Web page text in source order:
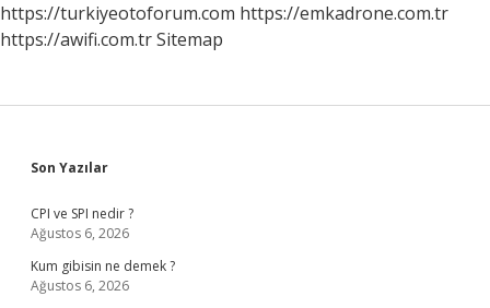
https://turkiyeotoforum.com https://emkadrone.com.tr
https://awifi.com.trSitemap
Sidebar
Son Yazılar
CPI ve SPI nedir ?
Ağustos 6, 2026
Kum gibisin ne demek ?
Ağustos 6, 2026